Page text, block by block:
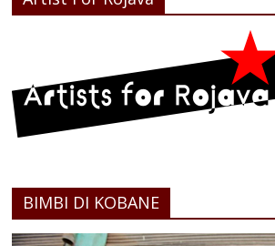
BIMBI DI KOBANE